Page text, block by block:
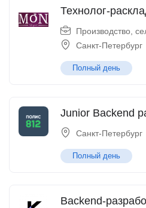
Технолог-
Производство,
Санкт-Петербург
Полный день
Junior Backend
Санкт-Петербург
Полный день
Backend-